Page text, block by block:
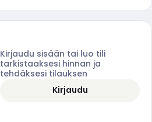
Kirjaudu sisään tai luo tili
tarkistaaksesi hinnan ja
tehdäksesi tilauksen
Kirjaudu